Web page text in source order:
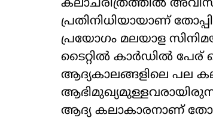
കലാചരിത്രത്തില്‍
പ്രതിനിധിയായാണ്
പ്രയോഗം മലയാള
ടൈറ്റില്‍ കാര്‍ഡില്‍ പേര്
ആദ്യകാലങ്ങളിലെ പല
ആദ്യ കലാകാരനാണ്